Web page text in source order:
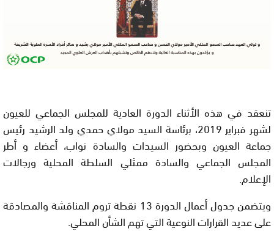
تنعقد في هذه الأثناء الدورة العادية للمجلس الجماعي للعيون
لشهر فبراير 2019، برئاسة السيد مولاي حمدي ولد الرشيد رئيس
جماعة العيون وبحضور السيدات والسادة نواب، أعضاء و أطر
المجلس الجماعي والسادة ممثلي السلطة المحلية ورجالات
الإعلام.
ويتضمن جدول أعمال الدورة 13 نقطة تروم المناقشة والمصادقة
على عديد القرارات النوعية التي تهم الشأن المحلي.